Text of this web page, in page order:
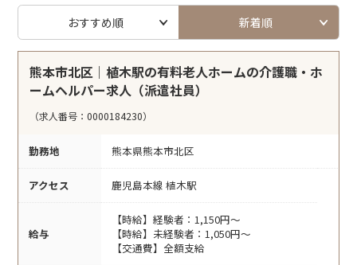
おすすめ順 新着順
熊本市北区｜植木駅の有料老人ホームの介護職・ホ
ームヘルパー求人（派遣社員）
（求人番号：0000184230）
勤務地 熊本県熊本市北区
アクセス 鹿児島本線 植木駅
給与
【時給】経験者：1,150円～
【時給】未経験者：1,050円～
【交通費】全額支給